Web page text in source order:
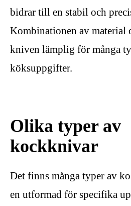
bidrar till en stabil och
Kombinationen av material
kniven lämplig för många
köksuppgifter.
Olika typer av
kockknivar
Det finns många typer av
en utformad för specifika